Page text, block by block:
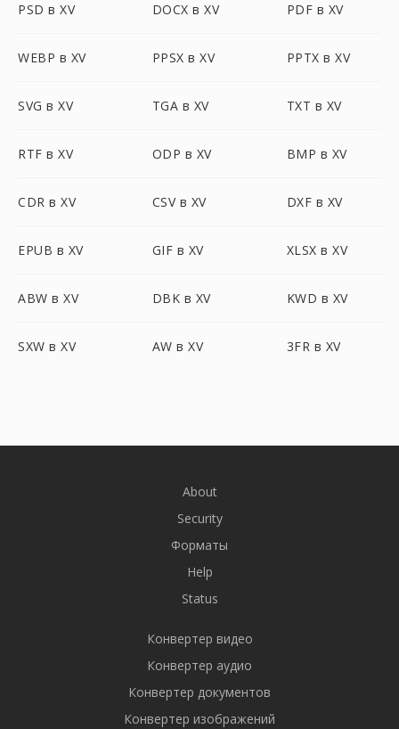
PSD в XV DOCX в XV PDF в XV
WEBP в XV PPSX в XV PPTX в XV
SVG в XV TGA в XV TXT в XV
RTF в XV ODP в XV BMP в XV
CDR в XV CSV в XV DXF в XV
EPUB в XV GIF в XV XLSX в XV
ABW в XV DBK в XV KWD в XV
SXW в XV AW в XV 3FR в XV
About
Security
Форматы
Help
Status
Конвертер видео
Конвертер аудио
Конвертер документов
Конвертер изображений